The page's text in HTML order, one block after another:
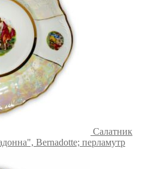
Салатник
Bernadotte; перламутр